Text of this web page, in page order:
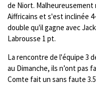
de Niort.
Aiffricains et s'est inclinée
double qu'il gagne avec
Labrousse 1 pt.
La rencontre de l'équipe 3
au Dimanche, ils n’ont pas
Comte fait un sans faute